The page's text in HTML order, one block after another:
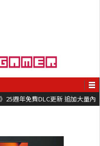
25週年免費DLC更新 追加大量內